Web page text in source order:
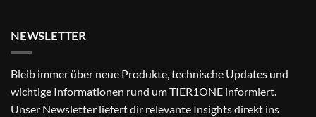
NEWSLETTER
Bleib immer über neue Produkte, technische Updates und
wichtige Informationen rund um TIER1ONE informiert.
Unser Newsletter liefert dir relevante Insights direkt ins